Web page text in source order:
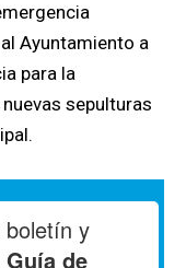
Ayuntamiento a
para la
sepulturas